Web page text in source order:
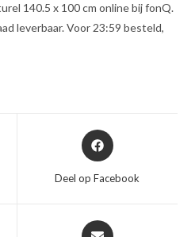
140.5 x 100 cm online bij fonQ.
leverbaar. Voor 23:59 besteld,
Opent
in
nieuw
Deel op Facebook
Opent